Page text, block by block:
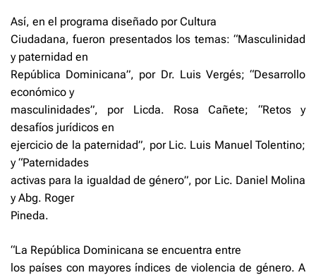
Así, en el programa diseñado por Cultura
Ciudadana, fueron presentados los temas: “Masculinidad
y paternidad en
República Dominicana”, por Dr. Luis Vergés; “Desarrollo
económico y
masculinidades”, por Licda. Rosa Cañete; “Retos y
desafíos jurídicos en
ejercicio de la paternidad”, por Lic. Luis Manuel Tolentino;
y “Paternidades
activas para la igualdad de género”, por Lic. Daniel Molina
y Abg. Roger
Pineda.
“La República Dominicana se encuentra entre
los países con mayores índices de violencia de género. A